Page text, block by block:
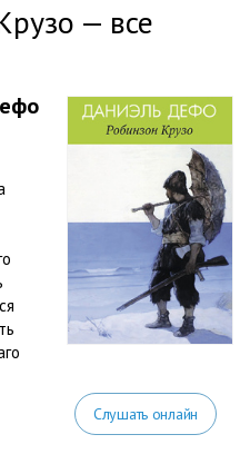
— все
Слушать онлайн